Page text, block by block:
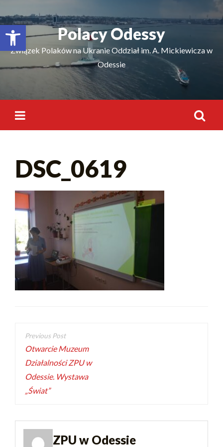
Відкрити Панель інструментівPolacy Odessy
Związek Polaków na Ukranie Oddział im. A. Mickiewicza w
Odessie
DSC_0619
Otwarcie Muzeum
Działalności ZPU w
Odessie. Wystawa
„Świat”
ZPU w Odessie